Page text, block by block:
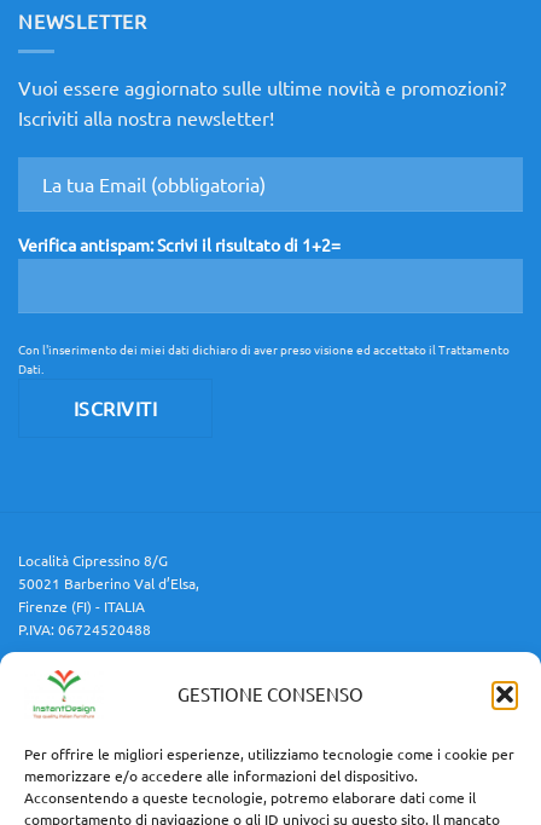
GESTIONE CONSENSO
Per offrire le migliori esperienze, utilizziamo tecnologie come i cookie per
memorizzare e/o accedere alle informazioni del dispositivo.
Acconsentendo a queste tecnologie, potremo elaborare dati come il
comportamento di navigazione o gli ID univoci su questo sito. Il mancato
ATTENZIONE
“Ready
di
Design
che
aspetta!
NEWSLETTER
Vuoi essere aggiornato sulle ultime novità e promozioni?
Iscriviti alla nostra newsletter!
Verifica antispam: Scrivi il risultato di 1+2=
Con l'inserimento dei miei dati dichiaro di aver preso visione ed accettato ilTrattamento
Dati.
Località Cipressino 8/G
50021 Barberino Val d’Elsa,
Firenze (FI) - ITALIA
P.IVA: 06724520488
Cellulare:
Email:info@instantdesign.it